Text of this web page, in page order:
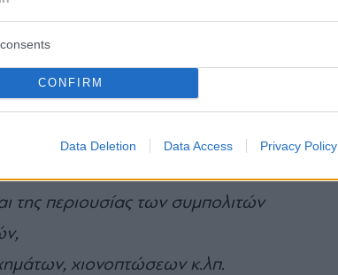
CONFIRM
Data Deletion Data Access Privacy Policy
για θέματα περιβάλλοντος
συνανθρώπους μας κατά τη
φυσική
της περιουσίας των συμπολιτών
χιονοπτώσεων κ.λπ.